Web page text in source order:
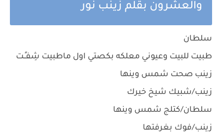
والعشرون بقلم زينب نور
سلطان
طبيت للبيت وعيوني معلكه بكصتي اول ماطبيت شِفـٍـت
زينب صحت شمس وينها
زينب/شبيك شيخ خيرك
سلطان/كتلج شمس وينها
زينب/فوك بغرفتها